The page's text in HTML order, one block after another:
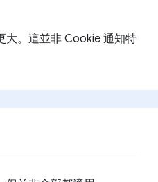
大。這並非 Cookie 通知特